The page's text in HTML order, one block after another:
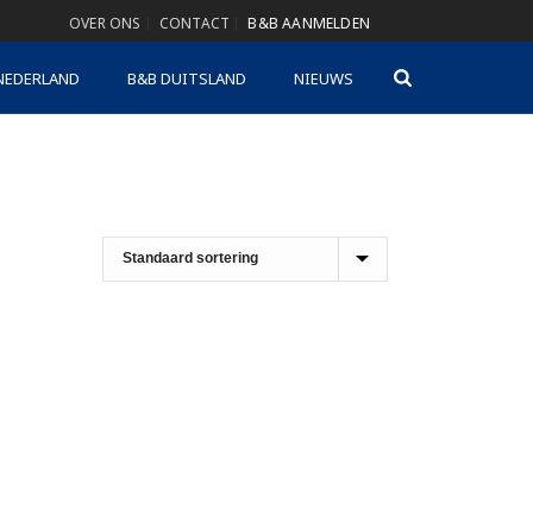
OVER ONS CONTACT B&B AANMELDEN
B&B DUITSLAND NIEUWS